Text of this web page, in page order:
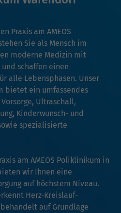
Praxis am AMEOS
Sie als Mensch im
moderne Medizin mit
schaffen einen
alle Lebensphasen. Unser
bietet ein umfassendes
Ultraschall,
Kinderwunsch- und
spezialisierte
am AMEOS Poliklinikum in
wir Ihnen eine
auf höchstem Niveau.
Herz-Kreislauf-
auf Grundlage